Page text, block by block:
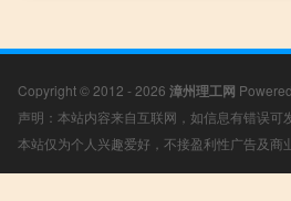
Copyright © 2012 - 2026 漳州理工网
声明：本站内容来自互联网，如信息有错误
本站仅为个人兴趣爱好，不接盈利性广告及商